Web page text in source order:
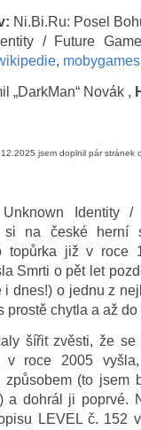
Ni.Bi.Ru: Posel
/ Future
, mobygames
„DarkMan“ Novák ,
jsem doplnil pár stránek
Unknown Identity
si na české herní
topůrka již v roce
Smrti o pět let
i dnes!) o jednu z
prostě chytla a až
šířit zvěsti, že
v roce 2005
způsobem (to
a dohrál ji poprvé.
LEVEL č. 152